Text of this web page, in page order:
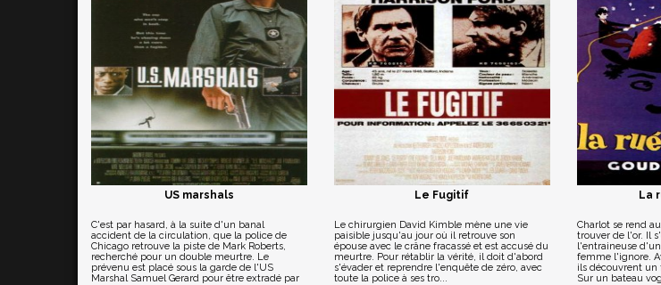
US marshals
C'est par hasard, à la suite d'un banal
accident de la circulation, que la police de
Chicago retrouve la piste de Mark Roberts,
recherché pour un double meurtre. Le
prévenu est placé sous la garde de l'US
Marshal Samuel Gerard pour être extradé par
Le Fugitif
Le chirurgien David Kimble mène une vie
paisible jusqu'au jour où il retrouve son
épouse avec le crâne fracassé et est accusé du
meurtre. Pour rétablir la vérité, il doit d'abord
s'évader et reprendre l'enquête de zéro, avec
toute la police à ses tro...
La
Charlot se rend
trouver de l'or. Il
l'entraineuse
femme l'ignore.
ils découvrent un
Sur un bateau